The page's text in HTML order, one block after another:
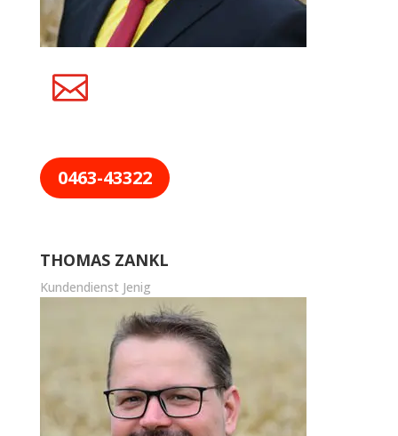
0463-43322
THOMAS ZANKL
Kundendienst Jenig